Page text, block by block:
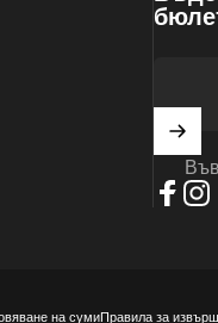
на сумиПравила за